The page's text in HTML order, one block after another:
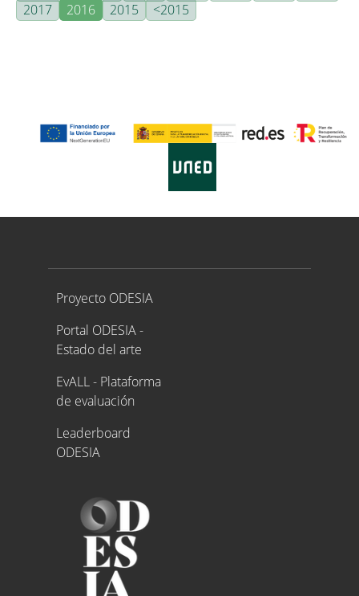
2017
2016 2015 <2015
Proyecto ODESIA
Proyecto ODESIA
Portal ODESIA -
Estado del arte
EvALL - Plataforma
de evaluación
Leaderboard
ODESIA